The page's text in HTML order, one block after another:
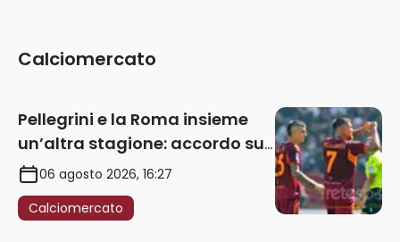
Calciomercato
Pellegrini e la Roma insieme
un’altra stagione: accordo sul
rinnovo annuale
06 agosto 2026, 16:27
Calciomercato